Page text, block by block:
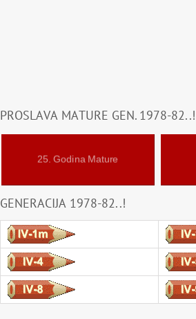
PROSLAVA MATURE GEN. 1978-82..!
25. Godina Mature
GENERACIJA 1978-82..!